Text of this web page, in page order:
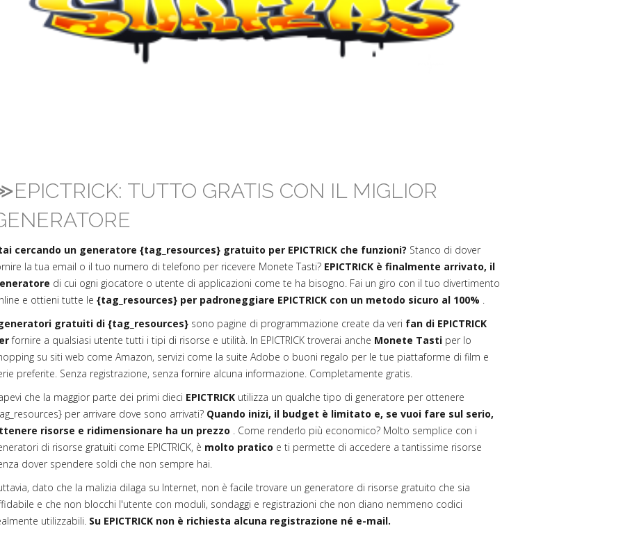
TUTTO GRATIS CON IL MIGLIOR
cercando un generatore {tag_resources} gratuito per EPICTRICK che funzioni? Stanco di dover
la tua email o il tuo numero di telefono per ricevere Monete Tasti? EPICTRICK è finalmente arrivato, il
di cui ogni giocatore o utente di applicazioni come te ha bisogno. Fai un giro con il tuo divertimento
e ottieni tutte le {tag_resources} per padroneggiare EPICTRICK con un metodo sicuro al 100% .
gratuiti di {tag_resources} sono pagine di programmazione create da veri fan di EPICTRICK
fornire a qualsiasi utente tutti i tipi di risorse e utilità. In EPICTRICK troverai anche Monete Tasti per lo
su siti web come Amazon, servizi come la suite Adobe o buoni regalo per le tue piattaforme di film e
preferite. Senza registrazione, senza fornire alcuna informazione. Completamente gratis.
che la maggior parte dei primi dieci EPICTRICK utilizza un qualche tipo di generatore per ottenere
per arrivare dove sono arrivati? Quando inizi, il budget è limitato e, se vuoi fare sul serio,
risorse e ridimensionare ha un prezzo . Come renderlo più economico? Molto semplice con i
di risorse gratuiti come EPICTRICK, è molto pratico e ti permette di accedere a tantissime risorse
dover spendere soldi che non sempre hai.
dato che la malizia dilaga su Internet, non è facile trovare un generatore di risorse gratuito che sia
e che non blocchi l'utente con moduli, sondaggi e registrazioni che non diano nemmeno codici
utilizzabili. Su EPICTRICK non è richiesta alcuna registrazione né e-mail.